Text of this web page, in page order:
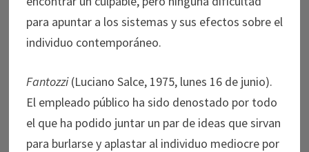
para apuntar a los sistemas y sus efectos sobre el
individuo contemporáneo.
Fantozzi(Luciano Salce, 1975, lunes 16 de junio).
El empleado público ha sido denostado por todo
el que ha podido juntar un par de ideas que sirvan
para burlarse y aplastar al individuo mediocre por